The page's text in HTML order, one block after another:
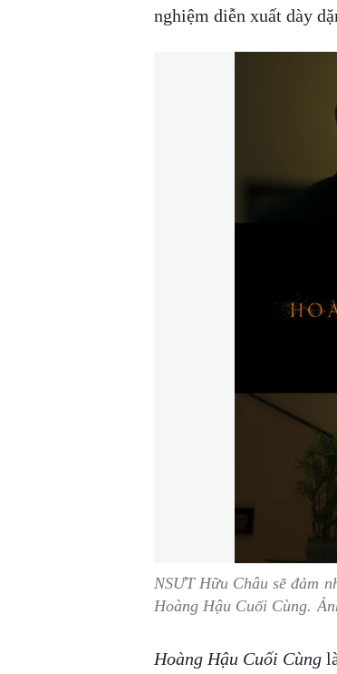
nghiệm diễn xuất dày
NSƯT Hữu Châu sẽ đảm
Hoàng Hậu Cuối Cùng.
Hoàng Hậu Cuối Cùng